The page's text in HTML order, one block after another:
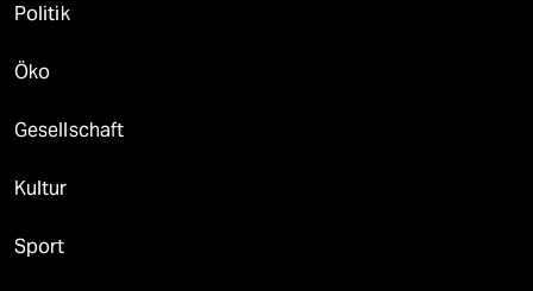
Politik
Öko
Gesellschaft
Kultur
Sport